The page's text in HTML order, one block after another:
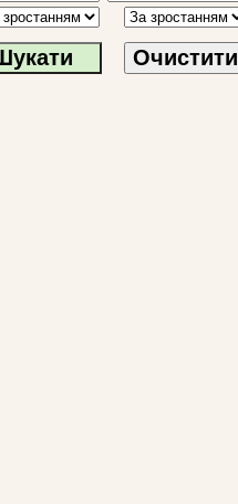
Очистити